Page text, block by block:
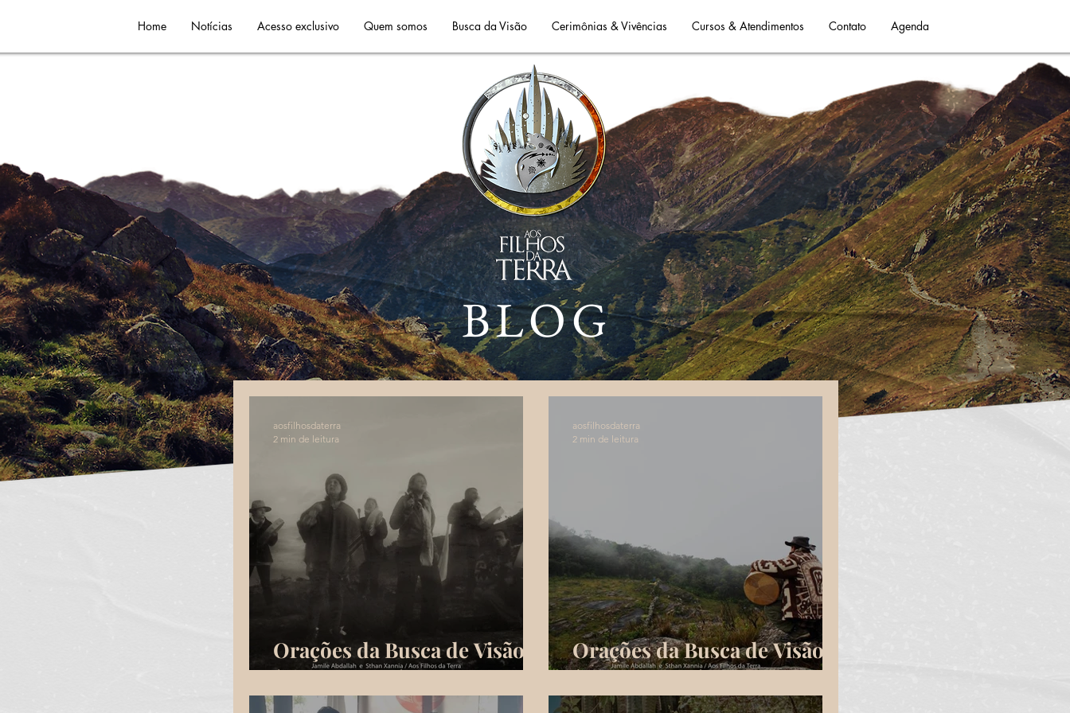
Home Notícias Acesso exclusivo Quem somos Busca da Visão Cerimônias & Vivências Cursos & Atendimentos Contato Agenda
BLOG
Orações da Busca de Visão
(Vision Quest) 3
aosfilhosdaterra
2 min de leitura
Orações da Busca de Visão
(Vision Quest) 2
aosfilhosdaterra
2 min de leitura